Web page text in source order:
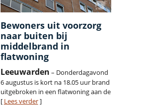
Bewoners uit voorzorg
naar buiten bij
middelbrand in
flatwoning
Leeuwarden – Donderdagavond
6 augustus is kort na 18.05 uur brand
uitgebroken in een flatwoning aan de
[ Lees verder]